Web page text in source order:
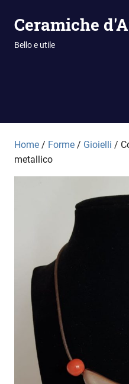
Ceramiche
Bello e utile
Home / Forme / Gioielli /
metallico